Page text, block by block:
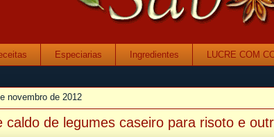
Especiarias Ingredientes LUCRE COM
novembro de 2012
caldo de legumes caseiro para risoto e